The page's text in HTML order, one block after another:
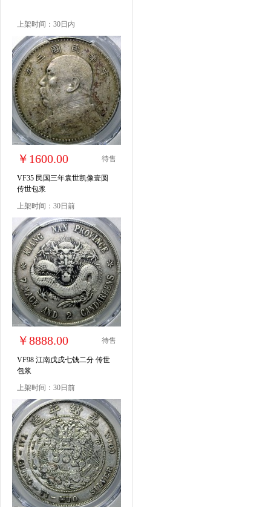
上架时间：30日内
￥1600.00 待售
VF35 民国三年袁世凯像壹圆
传世包浆
上架时间：30日前
￥8888.00 待售
VF98 江南戊戌七钱二分 传世
包浆
上架时间：30日前